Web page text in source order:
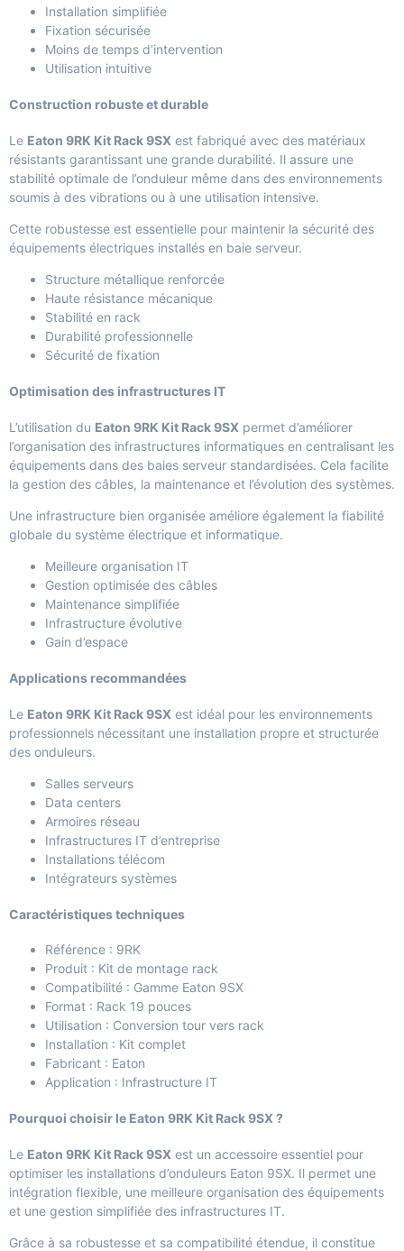
Installation simplifiée
Fixation sécurisée
Moins de temps d’intervention
Utilisation intuitive
Construction robuste et durable
Le Eaton 9RK Kit Rack 9SX est fabriqué avec des matériaux
résistants garantissant une grande durabilité. Il assure une
stabilité optimale de l’onduleur même dans des environnements
soumis à des vibrations ou à une utilisation intensive.
Cette robustesse est essentielle pour maintenir la sécurité des
équipements électriques installés en baie serveur.
Structure métallique renforcée
Haute résistance mécanique
Stabilité en rack
Durabilité professionnelle
Sécurité de fixation
Optimisation des infrastructures IT
L’utilisation du Eaton 9RK Kit Rack 9SX permet d’améliorer
l’organisation des infrastructures informatiques en centralisant les
équipements dans des baies serveur standardisées. Cela facilite
la gestion des câbles, la maintenance et l’évolution des systèmes.
Une infrastructure bien organisée améliore également la fiabilité
globale du système électrique et informatique.
Meilleure organisation IT
Gestion optimisée des câbles
Maintenance simplifiée
Infrastructure évolutive
Gain d’espace
Applications recommandées
Le Eaton 9RK Kit Rack 9SX est idéal pour les environnements
professionnels nécessitant une installation propre et structurée
des onduleurs.
Salles serveurs
Data centers
Armoires réseau
Infrastructures IT d’entreprise
Installations télécom
Intégrateurs systèmes
Caractéristiques techniques
Référence : 9RK
Produit : Kit de montage rack
Compatibilité : Gamme Eaton 9SX
Format : Rack 19 pouces
Utilisation : Conversion tour vers rack
Installation : Kit complet
Fabricant : Eaton
Application : Infrastructure IT
Pourquoi choisir le Eaton 9RK Kit Rack 9SX ?
Le Eaton 9RK Kit Rack 9SX est un accessoire essentiel pour
optimiser les installations d’onduleurs Eaton 9SX. Il permet une
intégration flexible, une meilleure organisation des équipements
et une gestion simplifiée des infrastructures IT.
Grâce à sa robustesse et sa compatibilité étendue, il constitue